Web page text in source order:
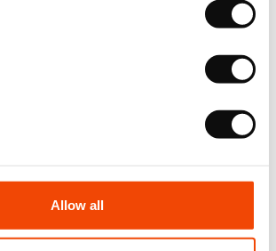
Allow all
producator pentru fiecare produs in
sa folositi role din acelasi lot de
incapere sau suprafata in parte. Prin
verificati intotdeauna produsul livrat inainte
depozitati rolele intr-o camera inchisa,
cuprinsa intre 15°C si 25°C, umiditatea